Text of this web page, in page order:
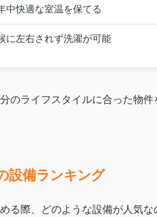
中快適な室温を保てる
に左右されず洗濯が可能
のライフスタイルに合った物
設備ランキング
る際、どのような設備が人気